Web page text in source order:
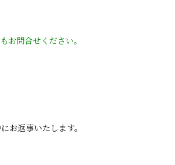
問合せください。
いたします。